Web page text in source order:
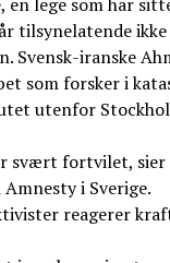
en lege som har
tilsynelatende
Svensk-iranske
som forsker i
utenfor
svært fortvilet,
i Sverige.
reagerer